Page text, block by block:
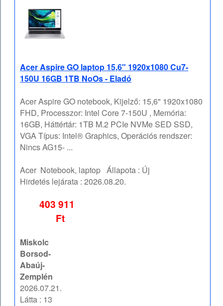
Acer Aspire GO laptop 15,6" 1920x1080 Cu7-
150U 16GB 1TB NoOs - Eladó
Acer Aspire GO notebook, Kijelző: 15,6" 1920x1080
FHD, Processzor: Intel Core 7-150U , Memória:
16GB, Háttértár: 1TB M.2 PCIe NVMe SED SSD,
VGA Típus: Intel® Graphics, Operációs rendszer:
Nincs AG15- ...
Acer Notebook, laptop Állapota : Új
Hirdetés lejárata :2026.08.20.
403 911
Ft
Miskolc
Borsod-
Abaúj-
Zemplén
2026.07.21.
Látta : 13